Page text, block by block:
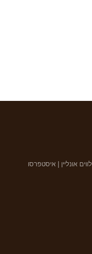
אונליין | איסטפרסו